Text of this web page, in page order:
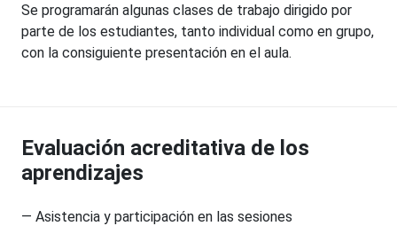
Se programarán algunas clases de trabajo dirigido por
parte de los estudiantes, tanto individual como en grupo,
con la consiguiente presentación en el aula.
Evaluación acreditativa de los
aprendizajes
— Asistencia y participación en las sesiones